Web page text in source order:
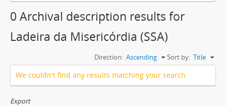
0 Archival description results for
Ladeira da Misericórdia (SSA)
Sort by: Title
Direction: Ascending
We couldn't find any results matching your search.
Export